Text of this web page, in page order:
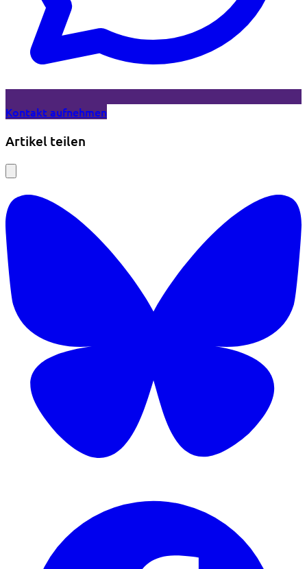
Kontakt aufnehmen
Artikel teilen